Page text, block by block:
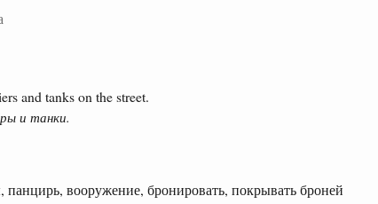
and tanks on the street.
и танки.
вооружение, бронировать, покрывать броней